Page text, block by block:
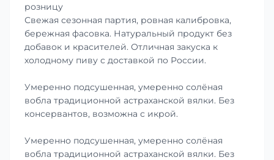
розницу
Свежая сезонная партия, ровная калибровка,
бережная фасовка. Натуральный продукт без
добавок и красителей. Отличная закуска к
холодному пиву с доставкой по России.
Умеренно подсушенная, умеренно солёная
вобла традиционной астраханской вялки. Без
консервантов, возможна с икрой.
Умеренно подсушенная, умеренно солёная
вобла традиционной астраханской вялки. Без